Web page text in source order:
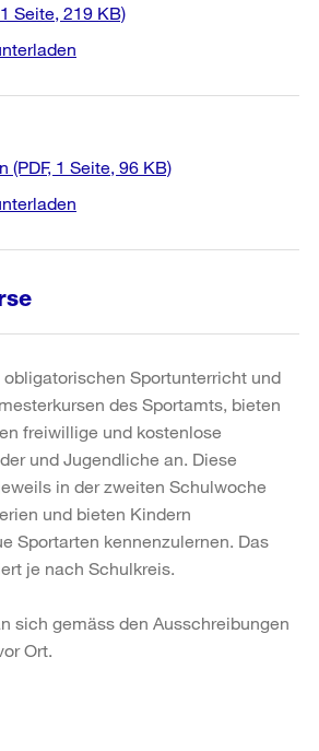
1 Seite, 219 KB)
(PDF, 1 Seite, 96 KB)
obligatorischen Sportunterricht und
des Sportamts, bieten
freiwillige und kostenlose
und Jugendliche an. Diese
in der zweiten Schulwoche
und bieten Kindern
Sportarten kennenzulernen. Das
je nach Schulkreis.
sich gemäss den Ausschreibungen
Ort.